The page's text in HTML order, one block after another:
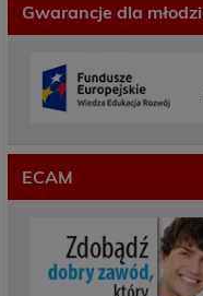
Gwarancje dla
ECAM